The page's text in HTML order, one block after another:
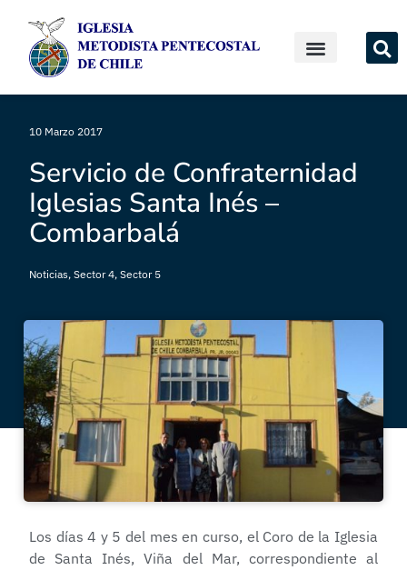
10 Marzo 2017
Servicio de Confraternidad
Iglesias Santa Inés –
Combarbalá
Noticias, Sector 4, Sector 5
Los días 4 y 5 del mes en curso, el Coro de la Iglesia
de Santa Inés, Viña del Mar, correspondiente al